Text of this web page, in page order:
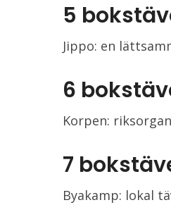
5
Jippo: en
6
Korpen:
7
Byakamp: lokal